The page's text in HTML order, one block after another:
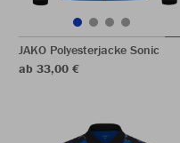
JAKO Polyesterjacke Sonic
ab 33,00 €